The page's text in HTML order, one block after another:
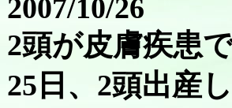
2007/10/26
2頭が皮膚疾患
25日、2頭出産